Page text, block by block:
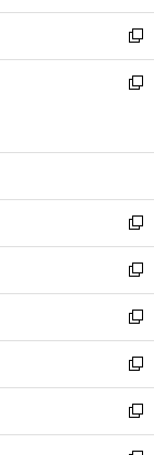
開
く
ウ
で
開
く
ン
ド
ウ
で
ウ
ィ
ン
ド
開
新
し
い
ン
ウ
で
開
く
新
ウ
ン
ド
ウ
で
開
く
新
し
い
ウ
ィ
ン
ド
ウ
で
開
新
し
い
ウ
ィ
ン
ド
ウ
新
し
い
ウ
ィ
ン
新
し
い
ウ
新
し